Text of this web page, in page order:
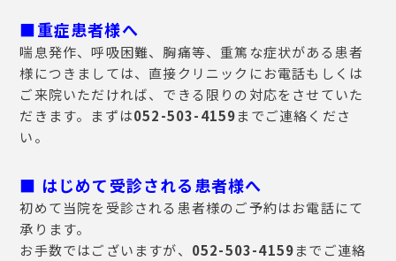
■重症患者様へ
喘息発作、呼吸困難、胸痛等、重篤な症状がある患者
様につきましては、直接クリニックにお電話もしくは
ご来院いただければ、できる限りの対応をさせていた
だきます。まずは052-503-4159までご連絡くださ
い。
■ はじめて受診される患者様へ
初めて当院を受診される患者様のご予約はお電話にて
承ります。
お手数ではございますが、 052-503-4159までご連絡